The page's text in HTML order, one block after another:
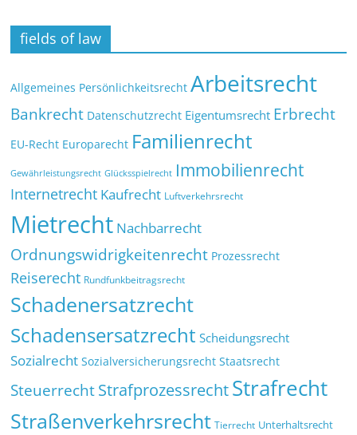
fields of law
Allgemeines Persönlichkeitsrecht Arbeitsrecht
Bankrecht Datenschutzrecht Eigentumsrecht Erbrecht
EU-Recht Europarecht Familienrecht
Gewährleistungsrecht Glücksspielrecht Immobilienrecht
Internetrecht Kaufrecht Luftverkehrsrecht
Mietrecht Nachbarrecht
Ordnungswidrigkeitenrecht Prozessrecht
Reiserecht Rundfunkbeitragsrecht
Schadenersatzrecht
Schadensersatzrecht Scheidungsrecht
Sozialrecht Sozialversicherungsrecht Staatsrecht
SteuerrechtStrafprozessrechtStrafrecht
Straßenverkehrsrecht Tierrecht Unterhaltsrecht